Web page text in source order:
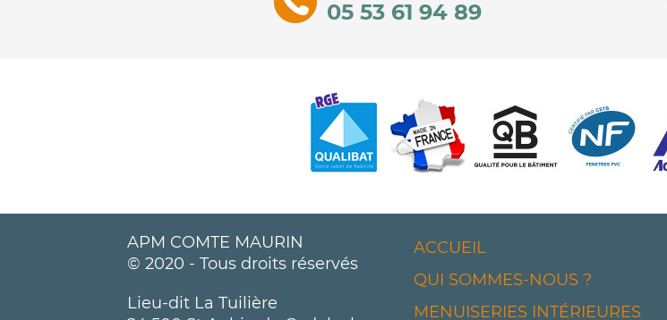
05 53 61 94 89
APM COMTE MAURIN
© 2020 - Tous droits réservés
Lieu-dit La Tuilière
ACCUEIL
QUI SOMMES-NOUS ?
MENUISERIES INTÉRIEURES